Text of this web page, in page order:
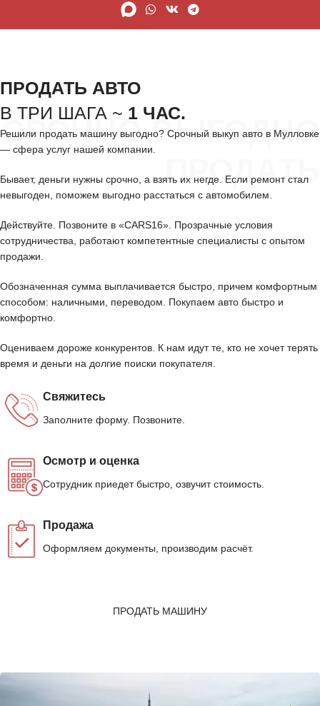
СРОЧНО ВЫГОДНО
ПРОДАТЬ
ПРОДАТЬ АВТО
В ТРИ ШАГА ~ 1 ЧАС.
Решили продать машину выгодно? Срочный выкуп авто в Мулловке
— сфера услуг нашей компании.
Бывает, деньги нужны срочно, а взять их негде. Если ремонт стал
невыгоден, поможем выгодно расстаться с автомобилем.
Действуйте. Позвоните в «CARS16». Прозрачные условия
сотрудничества, работают компетентные специалисты с опытом
продажи.
Обозначенная сумма выплачивается быстро, причем комфортным
способом: наличными, переводом. Покупаем авто быстро и
комфортно.
Оцениваем дороже конкурентов. К нам идут те, кто не хочет терять
время и деньги на долгие поиски покупателя.
Свяжитесь
Заполните форму. Позвоните.
Осмотр и оценка
Сотрудник приедет быстро, озвучит стоимость.
Продажа
Оформляем документы, производим расчёт.
ПРОДАТЬ МАШИНУ